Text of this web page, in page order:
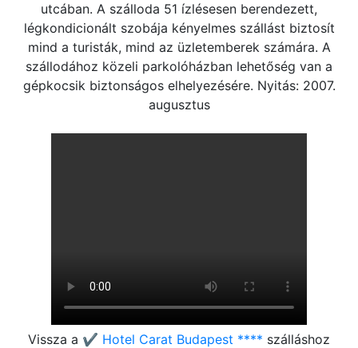
utcában. A szálloda 51 ízlésesen berendezett,
légkondicionált szobája kényelmes szállást biztosít
mind a turisták, mind az üzletemberek számára. A
szállodához közeli parkolóházban lehetőség van a
gépkocsik biztonságos elhelyezésére. Nyitás: 2007.
augusztus
Vissza a ✔️ Hotel Carat Budapest **** szálláshoz